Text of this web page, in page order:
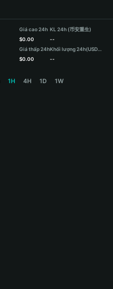
Giá cao 24h
$0.00
Giá thấp 24h
$0.00
KL 24h (币安重生)
--
Khối lượng 24h(USDT)
--
1H 4H 1D 1W